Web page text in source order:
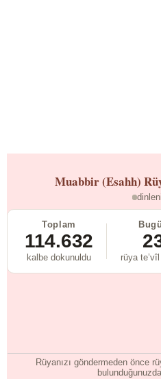
Muabbir (Esahh)
Toplam
114.632
kalbe dokunuldu rüya te’vîl
Rüyanızı göndermeden önce